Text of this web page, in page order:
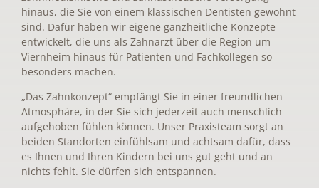
hinaus, die Sie von einem klassischen Dentisten gewohnt
sind. Dafür haben wir eigene ganzheitliche Konzepte
entwickelt, die uns als Zahnarzt über die Region um
Viernheim hinaus für Patienten und Fachkollegen so
besonders machen.
„Das Zahnkonzept“ empfängt Sie in einer freundlichen
Atmosphäre, in der Sie sich jederzeit auch menschlich
aufgehoben fühlen können. Unser Praxisteam sorgt an
beiden Standorten einfühlsam und achtsam dafür, dass
es Ihnen und Ihren Kindern bei uns gut geht und an
nichts fehlt. Sie dürfen sich entspannen.